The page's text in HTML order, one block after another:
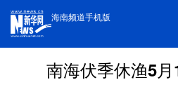
海南频道手机版
南海伏季休渔5